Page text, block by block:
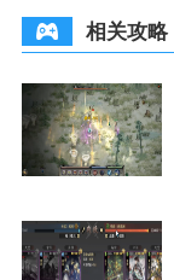
相关攻略